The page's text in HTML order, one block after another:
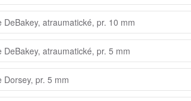
DeBakey, atraumatické, pr. 10 mm
DeBakey, atraumatické, pr. 5 mm
Dorsey, pr. 5 mm